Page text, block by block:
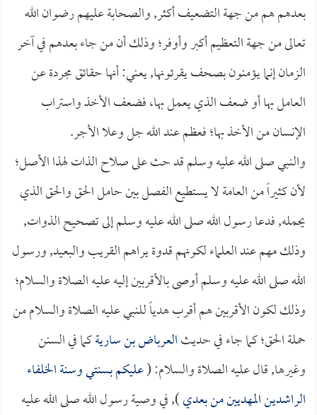
بعدهم هم من جهة التضعيف أكثر, والصحابة عليهم رضوان الله
تعالى من جهة التعظيم أكبر وأوفر؛ وذلك أن من جاء بعدهم في آخر
الزمان إنما يؤمنون بصحف يقرئونها, يعني: أنها حقائق مجردة عن
العامل بها أو ضعف الذي يعمل بها، فضعف الأخذ واستراب
الإنسان من الأخذ بها؛ فعظم عند الله جل وعلا الأجر.
والنبي صلى الله عليه وسلم قد حث على صلاح الذات لهذا الأصل؛
لأن كثيراً من العامة لا يستطيع الفصل بين حامل الحق والحق الذي
يحمله, فدعا رسول الله صلى الله عليه وسلم إلى تصحيح الذوات,
وذلك مهم عند العلماء لكونهم قدوة يراهم القريب والبعيد, ورسول
الله صلى الله عليه وسلم أوصى بالأقربين إليه عليه الصلاة والسلام؛
وذلك لكون الأقربين هم أقرب هدياً للنبي عليه الصلاة والسلام من
حملة الحق؛ كما جاء في حديثالعرباض بن ساريةكما في السنن
وغيرها, قال عليه الصلاة والسلام: (عليكم بسنتي وسنة الخلفاء
الراشدين المهديين من بعدي), في وصية رسول الله صلى الله عليه